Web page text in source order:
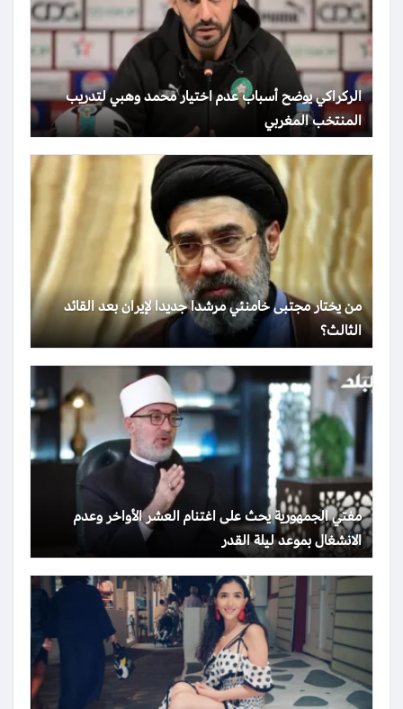
الركراكي يوضح أسباب عدم اختيار محمد وهبي لتدريب
المنتخب المغربي
من يختار مجتبى خامنئي مرشدا جديدا لإيران بعد القائد
الثالث؟
مفتي الجمهورية يحث على اغتنام العشر الأواخر وعدم
الانشغال بموعد ليلة القدر